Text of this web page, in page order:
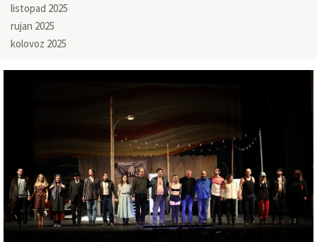
listopad 2025
rujan 2025
kolovoz 2025